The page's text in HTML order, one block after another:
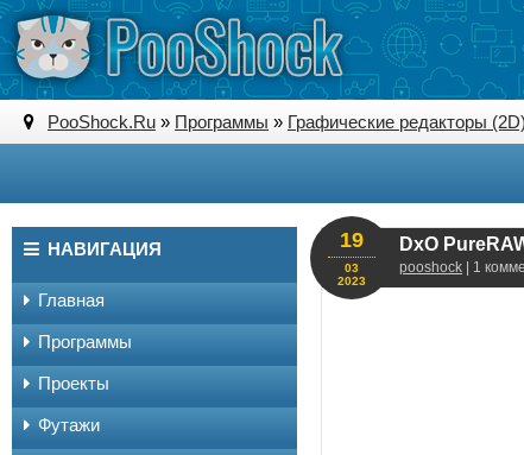
PooShock.Ru » Программы » Графические редакторы (2D)
DxO
pooshock | 1
19
03
2023
НАВИГАЦИЯ
Главная
Программы
Проекты
Футажи